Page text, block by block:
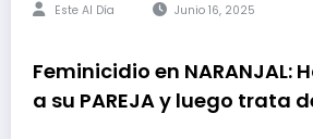
Este Al Día Junio 16, 2025
Feminicidio en NARANJAL:
a su PAREJA y luego trata